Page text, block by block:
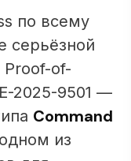
по всему
серьёзной
Proof-of-
2025-9501 —
Command
из